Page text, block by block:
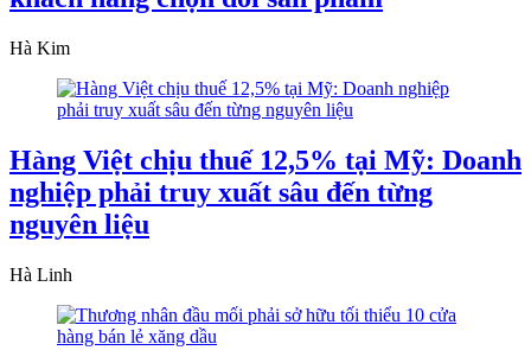
Hà Kim
Hàng Việt chịu thuế 12,5% tại Mỹ: Doanh
nghiệp phải truy xuất sâu đến từng
nguyên liệu
Hà Linh